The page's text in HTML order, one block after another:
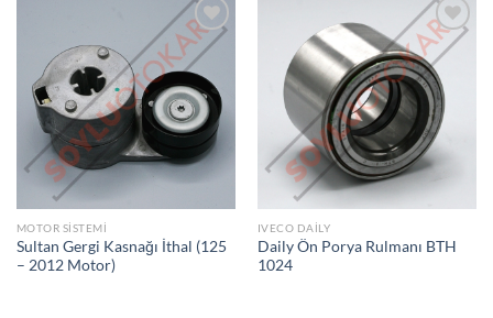
İSTEK
LISTEME
EKLE
MOTOR SISTEMI
Sultan Gergi Kasnağı İthal (125
– 2012 Motor)
İSTEK
LISTEME
EKLE
IVECO DAILY
Daily Ön Porya Rulmanı BTH
1024